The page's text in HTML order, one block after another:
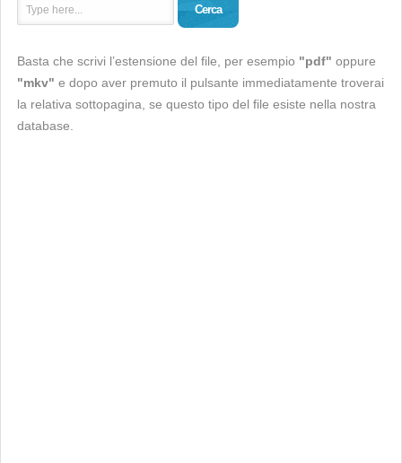
Cerca
Basta che scrivi l’estensione del file, per esempio "pdf" oppure
"mkv" e dopo aver premuto il pulsante immediatamente troverai
la relativa sottopagina, se questo tipo del file esiste nella nostra
database.